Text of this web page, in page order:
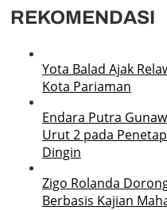
REKOMENDASI
Yota Balad Ajak
Kota Pariaman
Endara Putra
Urut 2 pada
Dingin
Zigo Rolanda
Berbasis Kajian